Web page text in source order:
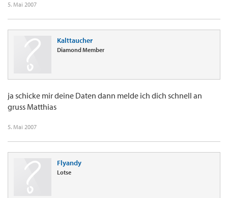
5. Mai 2007
Kalttaucher
Diamond Member
ja schicke mir deine Daten dann melde ich dich schnell an
gruss Matthias
5. Mai 2007
Flyandy
Lotse